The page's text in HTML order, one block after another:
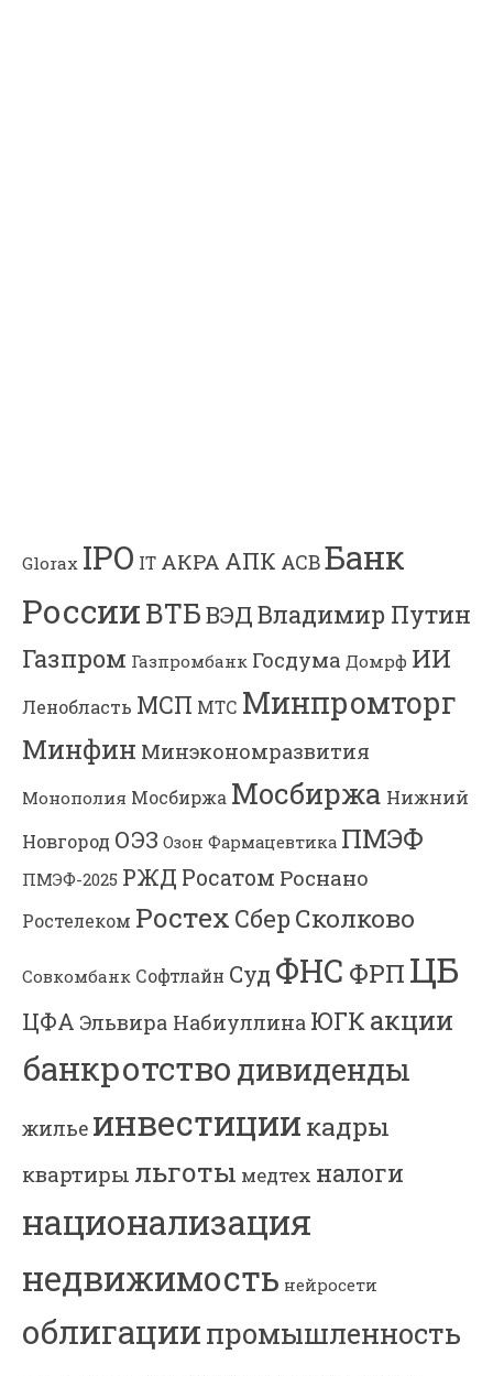
Glorax IPO IT АКРА АПК АСВБанк
РоссииВТБВЭДВладимир Путин
Газпром Газпромбанк Госдума Домрф ИИ
Ленобласть МСП МТС Минпромторг
Минфин Минэкономразвития
Монополия Мосбиржа Мосбиржа Нижний
Новгород ОЭЗ Озон Фармацевтика ПМЭФ
ПМЭФ-2025 РЖД Росатом Роснано
Ростелеком Ростех Сбер Сколково
Совкомбанк Софтлайн Суд ФНС ФРП ЦБ
ЦФА Эльвира Набиуллина ЮГК акции
банкротство дивиденды
жилье инвестиции кадры
квартиры льготы медтех налоги
национализация
недвижимость нейросети
облигациипромышленность